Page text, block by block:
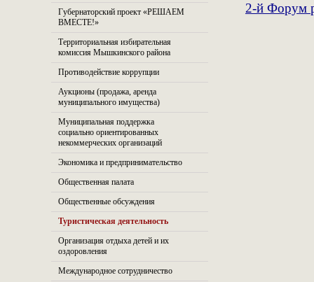
Губернаторский проект «РЕШАЕМ
ВМЕСТЕ!»
Территориальная избирательная
комиссия Мышкинского района
Противодействие коррупции
Аукционы (продажа, аренда
муниципального имущества)
Муниципальная поддержка
социально ориентированных
некоммерческих организаций
Экономика и предпринимательство
Общественная палата
Общественные обсуждения
Туристическая деятельность
Организация отдыха детей и их
оздоровления
Международное сотрудничество
2-й Форум